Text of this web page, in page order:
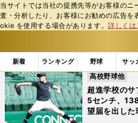
当サイトでは当社の提携先等がお客様のニ
査・分析したり、お客様にお勧めの広告を
okie を使⽤する場合があります。詳しくは
新着 ランキング 野球 サッ
b
ス
ポ
ル
テ
ィ
「#北野高校」の最新ニュース・
超進学校の
5センチ、
望届を出した
高校野球他